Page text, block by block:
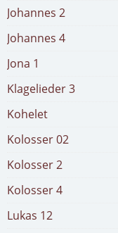
Johannes 2
Johannes 4
Jona 1
Klagelieder 3
Kohelet
Kolosser 02
Kolosser 2
Kolosser 4
Lukas 12